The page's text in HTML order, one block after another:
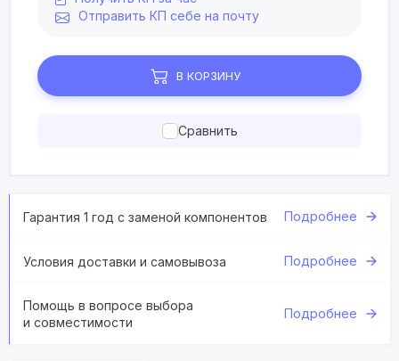
Отправить КП себе на почту
В КОРЗИНУ
Сравнить
Гарантия 1 год с заменой компонентов Подробнее
Условия доставки и самовывоза Подробнее
Помощь в вопросе выбора
и совместимости
Подробнее